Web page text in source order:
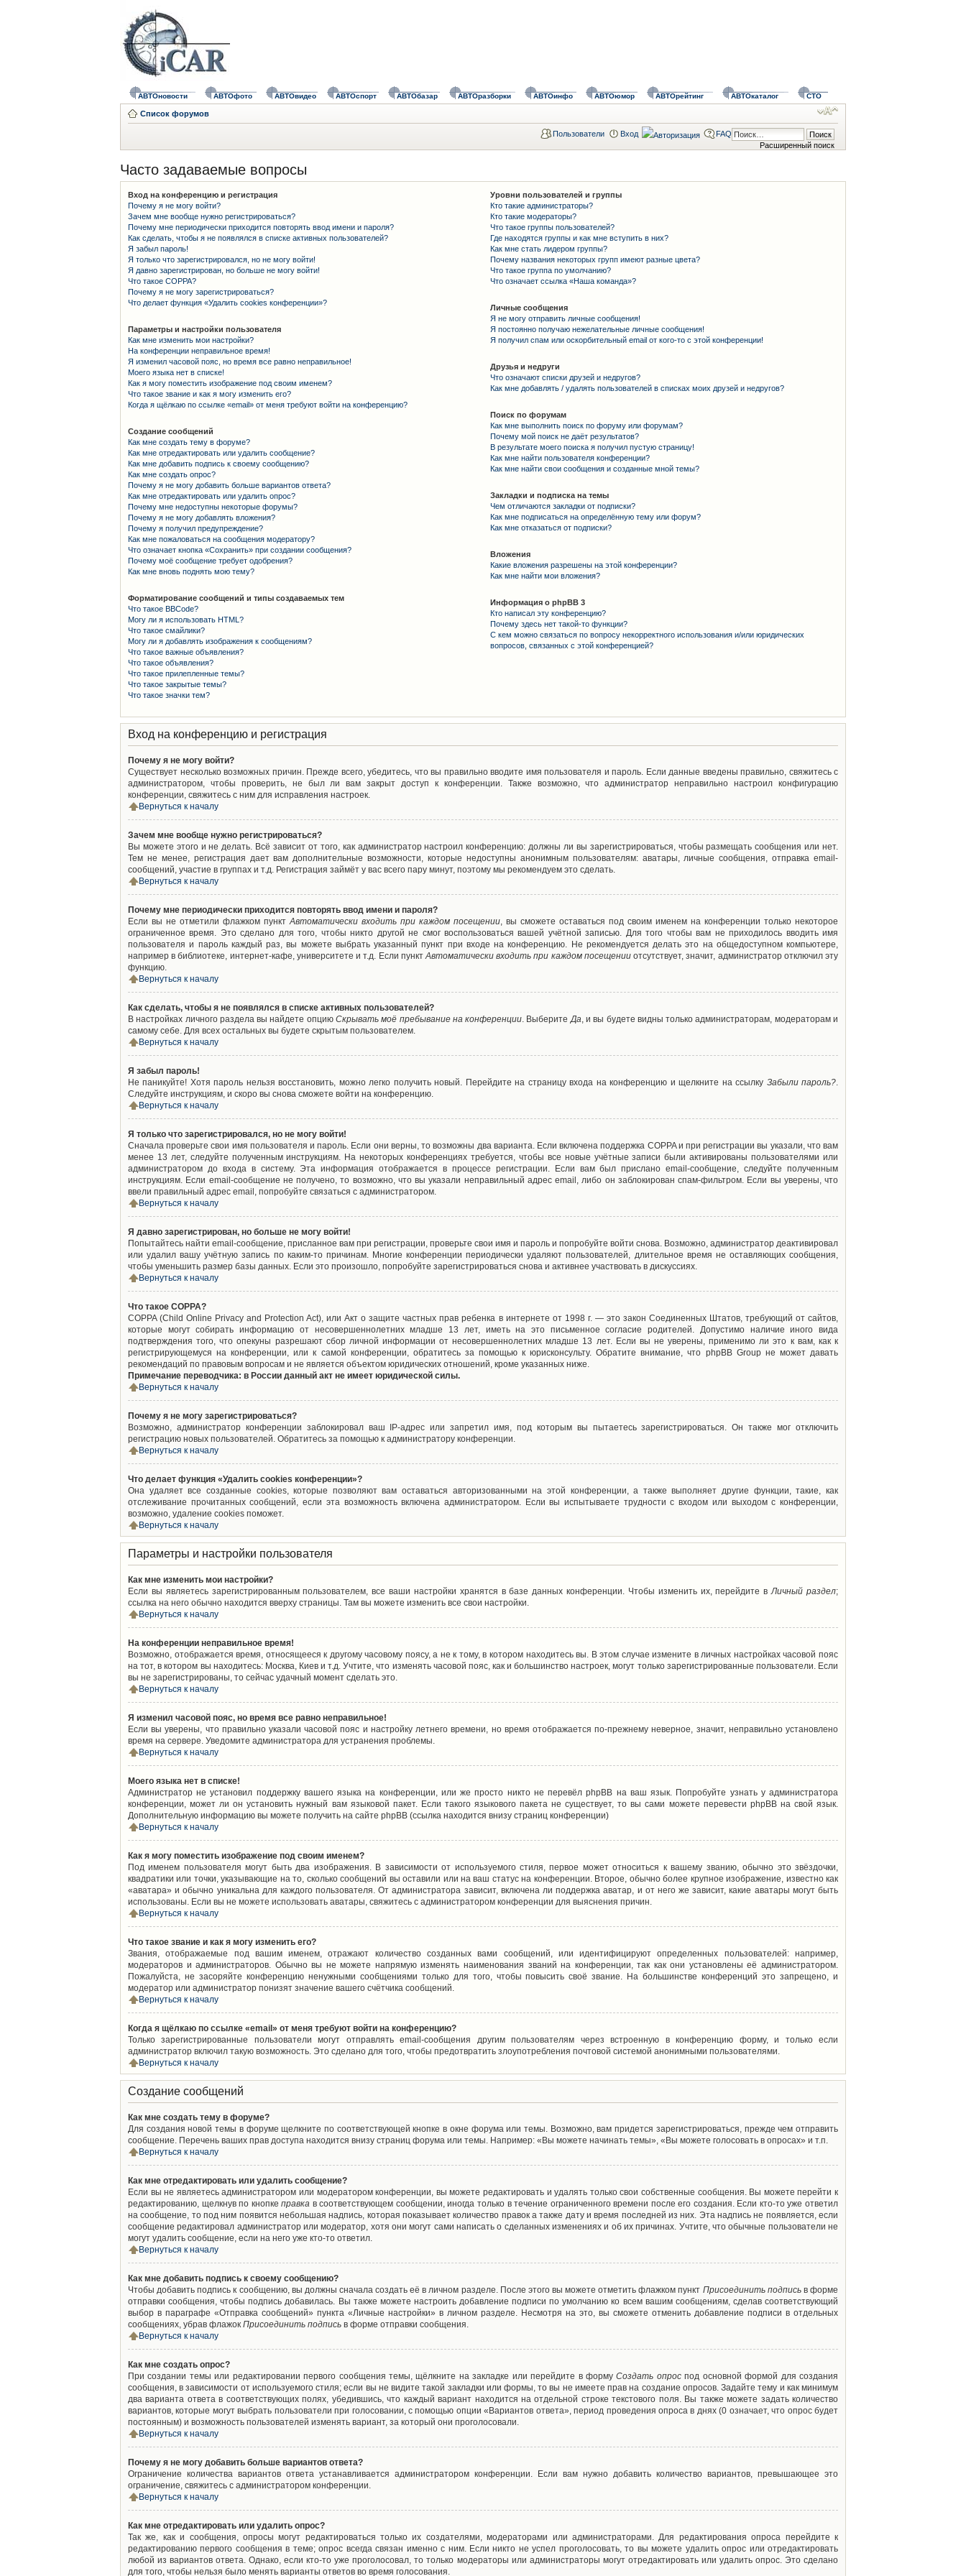
АВТОновости АВТОфото АВТОвидео АВТОспорт АВТОбазар АВТОразборки АВТОинфо АВТОюмор АВТОрейтинг АВТОкаталог СТО
Список форумов
Расширенный поиск
Пользователи Вход FAQ
Часто задаваемые вопросы
Вход на конференцию и регистрация
Почему я не могу войти?
Зачем мне вообще нужно регистрироваться?
Почему мне периодически приходится повторять ввод имени и пароля?
Как сделать, чтобы я не появлялся в списке активных пользователей?
Я забыл пароль!
Я только что зарегистрировался, но не могу войти!
Я давно зарегистрирован, но больше не могу войти!
Что такое COPPA?
Почему я не могу зарегистрироваться?
Что делает функция «Удалить cookies конференции»?
Параметры и настройки пользователя
Как мне изменить мои настройки?
На конференции неправильное время!
Я изменил часовой пояс, но время все равно неправильное!
Моего языка нет в списке!
Как я могу поместить изображение под своим именем?
Что такое звание и как я могу изменить его?
Когда я щёлкаю по ссылке «email» от меня требуют войти на конференцию?
Создание сообщений
Как мне создать тему в форуме?
Как мне отредактировать или удалить сообщение?
Как мне добавить подпись к своему сообщению?
Как мне создать опрос?
Почему я не могу добавить больше вариантов ответа?
Как мне отредактировать или удалить опрос?
Почему мне недоступны некоторые форумы?
Почему я не могу добавлять вложения?
Почему я получил предупреждение?
Как мне пожаловаться на сообщения модератору?
Что означает кнопка «Сохранить» при создании сообщения?
Почему моё сообщение требует одобрения?
Как мне вновь поднять мою тему?
Форматирование сообщений и типы создаваемых тем
Что такое BBCode?
Могу ли я использовать HTML?
Что такое смайлики?
Могу ли я добавлять изображения к сообщениям?
Что такое важные объявления?
Что такое объявления?
Что такое прилепленные темы?
Что такое закрытые темы?
Что такое значки тем?
Уровни пользователей и группы
Кто такие администраторы?
Кто такие модераторы?
Что такое группы пользователей?
Где находятся группы и как мне вступить в них?
Как мне стать лидером группы?
Почему названия некоторых групп имеют разные цвета?
Что такое группа по умолчанию?
Что означает ссылка «Наша команда»?
Личные сообщения
Я не могу отправить личные сообщения!
Я постоянно получаю нежелательные личные сообщения!
Я получил спам или оскорбительный email от кого-то с этой конференции!
Друзья и недруги
Что означают списки друзей и недругов?
Как мне добавлять / удалять пользователей в списках моих друзей и недругов?
Поиск по форумам
Как мне выполнить поиск по форуму или форумам?
Почему мой поиск не даёт результатов?
В результате моего поиска я получил пустую страницу!
Как мне найти пользователя конференции?
Как мне найти свои сообщения и созданные мной темы?
Закладки и подписка на темы
Чем отличаются закладки от подписки?
Как мне подписаться на определённую тему или форум?
Как мне отказаться от подписки?
Вложения
Какие вложения разрешены на этой конференции?
Как мне найти мои вложения?
Информация о phpBB 3
Кто написал эту конференцию?
Почему здесь нет такой-то функции?
С кем можно связаться по вопросу некорректного использования и/или юридических
вопросов, связанных с этой конференцией?
Вход на конференцию и регистрация
Почему я не могу войти?
Существует несколько возможных причин. Прежде всего, убедитесь, что вы правильно вводите имя пользователя и пароль. Если данные введены правильно, свяжитесь с
администратором, чтобы проверить, не был ли вам закрыт доступ к конференции. Также возможно, что администратор неправильно настроил конфигурацию
конференции, свяжитесь с ним для исправления настроек.
Вернуться к началу
Зачем мне вообще нужно регистрироваться?
Вы можете этого и не делать. Всё зависит от того, как администратор настроил конференцию: должны ли вы зарегистрироваться, чтобы размещать сообщения или нет.
Тем не менее, регистрация дает вам дополнительные возможности, которые недоступны анонимным пользователям: аватары, личные сообщения, отправка email-
сообщений, участие в группах и т.д. Регистрация займёт у вас всего пару минут, поэтому мы рекомендуем это сделать.
Вернуться к началу
Почему мне периодически приходится повторять ввод имени и пароля?
Если вы не отметили флажком пунктАвтоматически входить при каждом посещении, вы сможете оставаться под своим именем на конференции только некоторое
ограниченное время. Это сделано для того, чтобы никто другой не смог воспользоваться вашей учётной записью. Для того чтобы вам не приходилось вводить имя
пользователя и пароль каждый раз, вы можете выбрать указанный пункт при входе на конференцию. Не рекомендуется делать это на общедоступном компьютере,
например в библиотеке, интернет-кафе, университете и т.д. Если пунктАвтоматически входить при каждом посещенииотсутствует, значит, администратор отключил эту
функцию.
Вернуться к началу
Как сделать, чтобы я не появлялся в списке активных пользователей?
В настройках личного раздела вы найдете опцию Скрывать моё пребывание на конференции. ВыберитеДа, и вы будете видны только администраторам, модераторам и
самому себе. Для всех остальных вы будете скрытым пользователем.
Вернуться к началу
Я забыл пароль!
Не паникуйте! Хотя пароль нельзя восстановить, можно легко получить новый. Перейдите на страницу входа на конференцию и щелкните на ссылку Забыли пароль?.
Следуйте инструкциям, и скоро вы снова сможете войти на конференцию.
Вернуться к началу
Я только что зарегистрировался, но не могу войти!
Сначала проверьте свои имя пользователя и пароль. Если они верны, то возможны два варианта. Если включена поддержка COPPA и при регистрации вы указали, что вам
менее 13 лет, следуйте полученным инструкциям. На некоторых конференциях требуется, чтобы все новые учётные записи были активированы пользователями или
администратором до входа в систему. Эта информация отображается в процессе регистрации. Если вам был прислано email-сообщение, следуйте полученным
инструкциям. Если email-сообщение не получено, то возможно, что вы указали неправильный адрес email, либо он заблокирован спам-фильтром. Если вы уверены, что
ввели правильный адрес email, попробуйте связаться с администратором.
Вернуться к началу
Я давно зарегистрирован, но больше не могу войти!
Попытайтесь найти email-сообщение, присланное вам при регистрации, проверьте свои имя и пароль и попробуйте войти снова. Возможно, администратор деактивировал
или удалил вашу учётную запись по каким-то причинам. Многие конференции периодически удаляют пользователей, длительное время не оставляющих сообщения,
чтобы уменьшить размер базы данных. Если это произошло, попробуйте зарегистрироваться снова и активнее участвовать в дискуссиях.
Вернуться к началу
Что такое COPPA?
COPPA (Child Online Privacy and Protection Act), или Акт о защите частных прав ребенка в интернете от 1998 г. — это закон Соединенных Штатов, требующий от сайтов,
которые могут собирать информацию от несовершеннолетних младше 13 лет, иметь на это письменное согласие родителей. Допустимо наличие иного вида
подтверждения того, что опекуны разрешают сбор личной информации от несовершеннолетних младше 13 лет. Если вы не уверены, применимо ли это к вам, как к
регистрирующемуся на конференции, или к самой конференции, обратитесь за помощью к юрисконсульту. Обратите внимание, что phpBB Group не может давать
рекомендаций по правовым вопросам и не является объектом юридических отношений, кроме указанных ниже.
Примечание переводчика: в России данный акт не имеет юридической силы.
Вернуться к началу
Почему я не могу зарегистрироваться?
Возможно, администратор конференции заблокировал ваш IP-адрес или запретил имя, под которым вы пытаетесь зарегистрироваться. Он также мог отключить
регистрацию новых пользователей. Обратитесь за помощью к администратору конференции.
Вернуться к началу
Что делает функция «Удалить cookies конференции»?
Она удаляет все созданные cookies, которые позволяют вам оставаться авторизованными на этой конференции, а также выполняет другие функции, такие, как
отслеживание прочитанных сообщений, если эта возможность включена администратором. Если вы испытываете трудности с входом или выходом с конференции,
возможно, удаление cookies поможет.
Вернуться к началу
Параметры и настройки пользователя
Как мне изменить мои настройки?
Если вы являетесь зарегистрированным пользователем, все ваши настройки хранятся в базе данных конференции. Чтобы изменить их, перейдите вЛичный раздел;
ссылка на него обычно находится вверху страницы. Там вы можете изменить все свои настройки.
Вернуться к началу
На конференции неправильное время!
Возможно, отображается время, относящееся к другому часовому поясу, а не к тому, в котором находитесь вы. В этом случае измените в личных настройках часовой пояс
на тот, в котором вы находитесь: Москва, Киев и т.д. Учтите, что изменять часовой пояс, как и большинство настроек, могут только зарегистрированные пользователи. Если
вы не зарегистрированы, то сейчас удачный момент сделать это.
Вернуться к началу
Я изменил часовой пояс, но время все равно неправильное!
Если вы уверены, что правильно указали часовой пояс и настройку летнего времени, но время отображается по-прежнему неверное, значит, неправильно установлено
время на сервере. Уведомите администратора для устранения проблемы.
Вернуться к началу
Моего языка нет в списке!
Администратор не установил поддержку вашего языка на конференции, или же просто никто не перевёл phpBB на ваш язык. Попробуйте узнать у администратора
конференции, может ли он установить нужный вам языковой пакет. Если такого языкового пакета не существует, то вы сами можете перевести phpBB на свой язык.
Дополнительную информацию вы можете получить на сайте phpBB (ссылка находится внизу страниц конференции)
Вернуться к началу
Как я могу поместить изображение под своим именем?
Под именем пользователя могут быть два изображения. В зависимости от используемого стиля, первое может относиться к вашему званию, обычно это звёздочки,
квадратики или точки, указывающие на то, сколько сообщений вы оставили или на ваш статус на конференции. Второе, обычно более крупное изображение, известно как
«аватара» и обычно уникальна для каждого пользователя. От администратора зависит, включена ли поддержка аватар, и от него же зависит, какие аватары могут быть
использованы. Если вы не можете использовать аватары, свяжитесь с администратором конференции для выяснения причин.
Вернуться к началу
Что такое звание и как я могу изменить его?
Звания, отображаемые под вашим именем, отражают количество созданных вами сообщений, или идентифицируют определенных пользователей: например,
модераторов и администраторов. Обычно вы не можете напрямую изменять наименования званий на конференции, так как они установлены её администратором.
Пожалуйста, не засоряйте конференцию ненужными сообщениями только для того, чтобы повысить своё звание. На большинстве конференций это запрещено, и
модератор или администратор понизят значение вашего счётчика сообщений.
Вернуться к началу
Когда я щёлкаю по ссылке «email» от меня требуют войти на конференцию?
Только зарегистрированные пользователи могут отправлять email-сообщения другим пользователям через встроенную в конференцию форму, и только если
администратор включил такую возможность. Это сделано для того, чтобы предотвратить злоупотребления почтовой системой анонимными пользователями.
Вернуться к началу
Создание сообщений
Как мне создать тему в форуме?
Для создания новой темы в форуме щелкните по соответствующей кнопке в окне форума или темы. Возможно, вам придется зарегистрироваться, прежде чем отправить
сообщение. Перечень ваших прав доступа находится внизу страниц форума или темы. Например: «Вы можете начинать темы», «Вы можете голосовать в опросах» и т.п.
Вернуться к началу
Как мне отредактировать или удалить сообщение?
Если вы не являетесь администратором или модератором конференции, вы можете редактировать и удалять только свои собственные сообщения. Вы можете перейти к
редактированию, щелкнув по кнопкеправка в соответствующем сообщении, иногда только в течение ограниченного времени после его создания. Если кто-то уже ответил
на сообщение, то под ним появится небольшая надпись, которая показывает количество правок а также дату и время последней из них. Эта надпись не появляется, если
сообщение редактировал администратор или модератор, хотя они могут сами написать о сделанных изменениях и об их причинах. Учтите, что обычные пользователи не
могут удалить сообщение, если на него уже кто-то ответил.
Вернуться к началу
Как мне добавить подпись к своему сообщению?
Чтобы добавить подпись к сообщению, вы должны сначала создать её в личном разделе. После этого вы можете отметить флажком пункт Присоединить подписьв форме
отправки сообщения, чтобы подпись добавилась. Вы также можете настроить добавление подписи по умолчанию ко всем вашим сообщениям, сделав соответствующий
выбор в параграфе «Отправка сообщений» пункта «Личные настройки» в личном разделе. Несмотря на это, вы сможете отменить добавление подписи в отдельных
сообщениях, убрав флажок Присоединить подпись в форме отправки сообщения.
Вернуться к началу
Как мне создать опрос?
При создании темы или редактировании первого сообщения темы, щёлкните на закладке или перейдите в формуСоздать опроспод основной формой для создания
сообщения, в зависимости от используемого стиля; если вы не видите такой закладки или формы, то вы не имеете прав на создание опросов. Задайте тему и как минимум
два варианта ответа в соответствующих полях, убедившись, что каждый вариант находится на отдельной строке текстового поля. Вы также можете задать количество
вариантов, которые могут выбрать пользователи при голосовании, с помощью опции «Вариантов ответа», период проведения опроса в днях (0 означает, что опрос будет
постоянным) и возможность пользователей изменять вариант, за который они проголосовали.
Вернуться к началу
Почему я не могу добавить больше вариантов ответа?
Ограничение количества вариантов ответа устанавливается администратором конференции. Если вам нужно добавить количество вариантов, превышающее это
ограничение, свяжитесь с администратором конференции.
Вернуться к началу
Как мне отредактировать или удалить опрос?
Так же, как и сообщения, опросы могут редактироваться только их создателями, модераторами или администраторами. Для редактирования опроса перейдите к
редактированию первого сообщения в теме; опрос всегда связан именно с ним. Если никто не успел проголосовать, то вы можете удалить опрос или отредактировать
любой из вариантов ответа. Однако, если кто-то уже проголосовал, то только модераторы или администраторы могут отредактировать или удалить опрос. Это сделано
для того, чтобы нельзя было менять варианты ответов во время голосования.